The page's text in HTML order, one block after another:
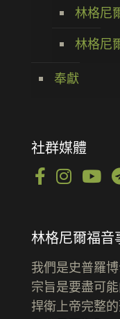
林格尼
林格尼
奉獻
社群媒體
林格尼爾福音
我們是史普羅
宗旨是要盡可
捍衛上帝完整